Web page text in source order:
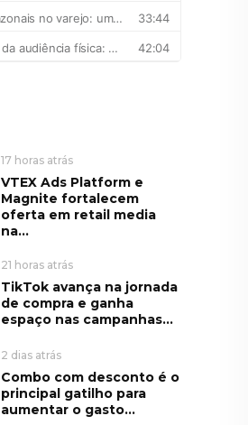
17 horas atrás
VTEX Ads Platform e
Magnite fortalecem
oferta em retail media
na...
21 horas atrás
TikTok avança na jornada
de compra e ganha
espaço nas campanhas...
2 dias atrás
Combo com desconto é o
principal gatilho para
aumentar o gasto...